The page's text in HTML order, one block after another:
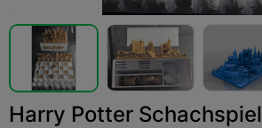
Harry Potter Schachspiel